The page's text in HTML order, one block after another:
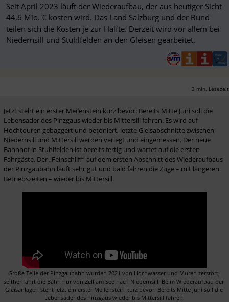
Seit April 2023 läuft der Wiederaufbau, der aus heutiger Sicht
44,6 Mio. € kosten wird. Das Land Salzburg und der Bund
teilen sich die Kosten je zur Hälfte. Derzeit wird vor allem bei
Niedernsill und Stuhlfelden an den Gleisen gearbeitet.
~3 min. Lesezeit
Jetzt steht ein erster Meilenstein kurz bevor: Bereits Mitte Juni soll die
Lebensader des Pinzgaus wieder bis Mittersill fahren. Es wird auf
Hochtouren gebaggert und betoniert, letzte Gleisabschnitte zwischen
Niedernsill und Mittersill werden verlegt und eingemessen. Der neue
Bahnhof in Stuhlfelden ist bereits fertig und wartet auf die ersten
Fahrgäste. Der „Feinschliff“ auf dem ersten Abschnitt des Wiederaufbaus
der Pinzgaubahn läuft sehr gut und bald fahren die Züge – mit längeren
Betriebszeiten – wieder bis Mittersill.
Große Teile der Pinzgaubahn wurden 2021 von Hochwasser und Muren zerstört,
seither fährt die Bahn nur von Zell am See nach Niedernsill. Beim Wiederaufbau der
Gleisanlagen steht jetzt ein erster Meilenstein kurz bevor. Bereits Mitte Juni soll die
Lebensader des Pinzgaus wieder bis Mittersill fahren.